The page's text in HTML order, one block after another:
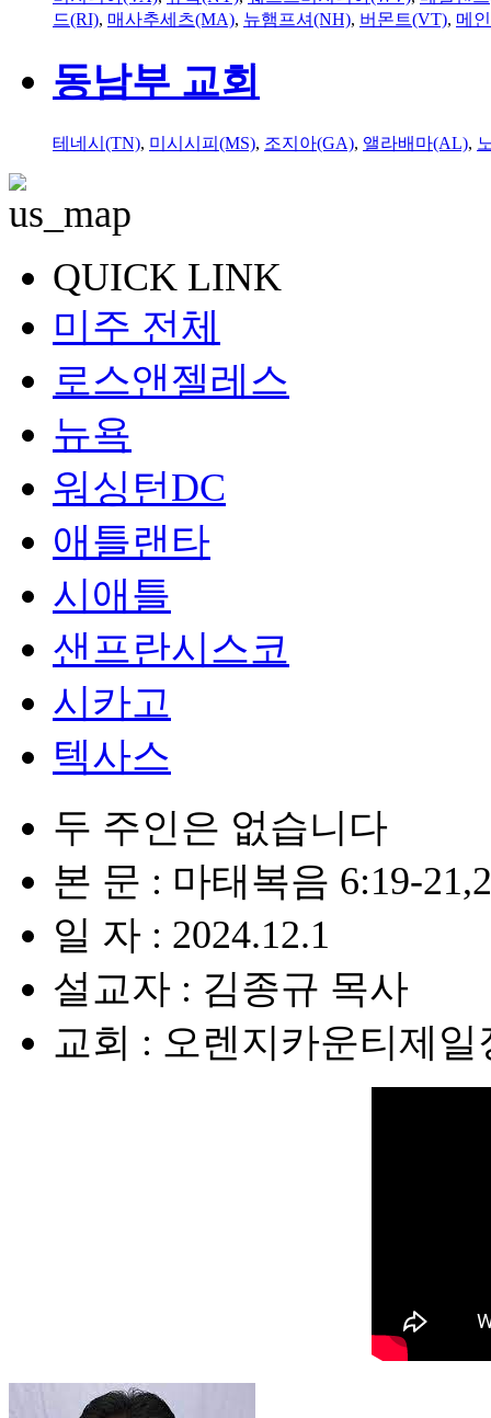
드(RI), 매사추세츠(MA), 뉴햄프셔(NH), 버몬트(VT), 메
동남부 교회
테네시(TN), 미시시피(MS), 조지아(GA), 앨라배마(AL),
QUICK LINK
미주 전체
로스앤젤레스
뉴욕
워싱턴DC
애틀랜타
시애틀
샌프란시스코
시카고
텍사스
두 주인은 없습니다
본 문 : 마태복음 6:19-
일 자 : 2024.12.1
설교자 : 김종규 목사
교회 : 오렌지카운티제